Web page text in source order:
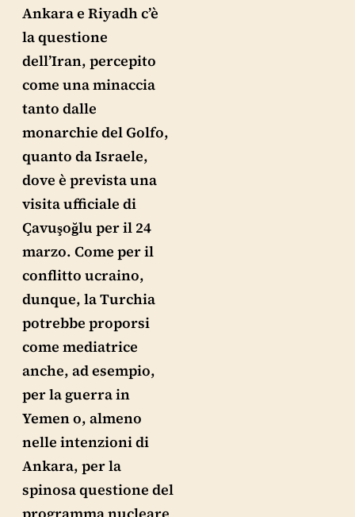
Ankara e Riyadh c’è
la questione
dell’Iran, percepito
come una minaccia
tanto dalle
monarchie del Golfo,
quanto da Israele,
dove è prevista una
visita ufficiale di
Çavuşoğlu per il 24
marzo. Come per il
conflitto ucraino,
dunque, la Turchia
potrebbe proporsi
come mediatrice
anche, ad esempio,
per la guerra in
Yemen o, almeno
nelle intenzioni di
Ankara, per la
spinosa questione del